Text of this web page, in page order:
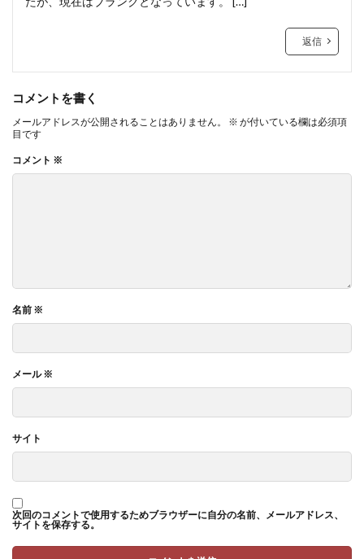
返信
コメントを書く
メールアドレスが公開されることはありません。 ※ が付いている欄は必須項
目です
コメント ※
名前 ※
メール※
サイト
次回のコメントで使用するためブラウザーに自分の名前、メールアドレス、
サイトを保存する。